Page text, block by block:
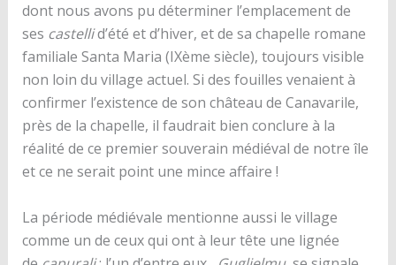
dont nous avons pu déterminer l’emplacement de
ses castellid’été et d’hiver, et de sa chapelle romane
familiale Santa Maria (IXème siècle), toujours visible
non loin du village actuel. Si des fouilles venaient à
confirmer l’existence de son château de Canavarile,
près de la chapelle, il faudrait bien conclure à la
réalité de ce premier souverain médiéval de notre île
et ce ne serait point une mince affaire !
La période médiévale mentionne aussi le village
comme un de ceux qui ont à leur tête une lignée